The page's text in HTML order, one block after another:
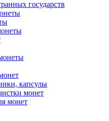
государств
капсулы
монет
монет